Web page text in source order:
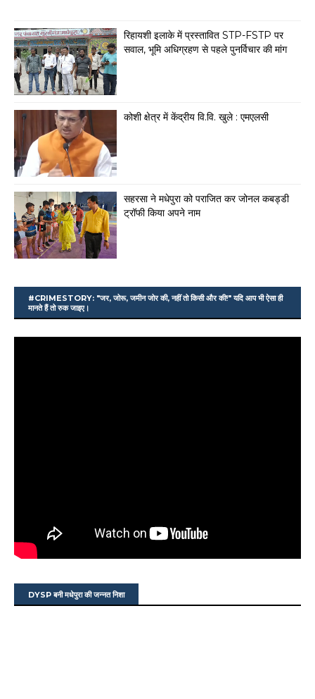
रिहायशी इलाके में प्रस्तावित STP-FSTP पर
सवाल, भूमि अधिग्रहण से पहले पुनर्विचार की मांग
कोशी क्षेत्र में केंद्रीय वि.वि. खुले : एमएलसी
सहरसा ने मधेपुरा को पराजित कर जोनल कबड्डी
ट्रॉफी किया अपने नाम
#CRIMESTORY: "जर, जोरू, जमीन जोर की, नहीं तो किसी और की!" यदि आप भी ऐसा ही
मानते हैं तो रुक जाइए।
DYSP बनी मधेपुरा की जन्नत निशा